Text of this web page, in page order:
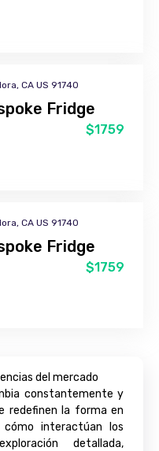
CA US 91740
Fridge
$1759
CA US 91740
Fridge
$1759
del mercado
constantemente y
redefinen la forma en
interactúan los
detallada,